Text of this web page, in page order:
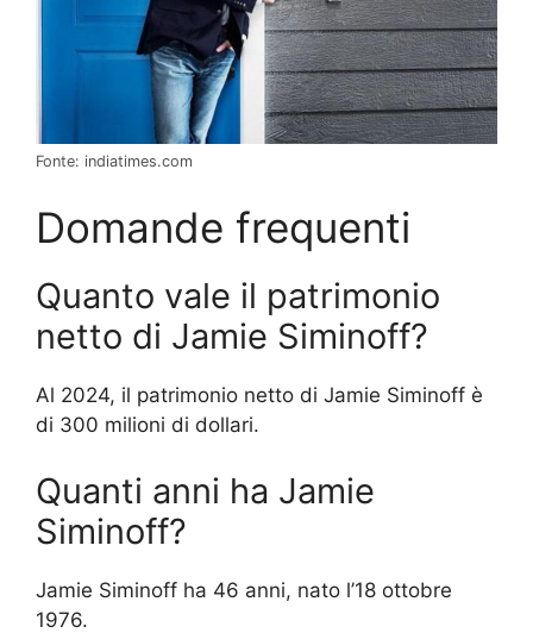
Fonte: indiatimes.com
Domande frequenti
Quanto vale il patrimonio
netto di Jamie Siminoff?
Al 2024, il patrimonio netto di Jamie Siminoff è
di 300 milioni di dollari.
Quanti anni ha Jamie
Siminoff?
Jamie Siminoff ha 46 anni, nato l’18 ottobre
1976.